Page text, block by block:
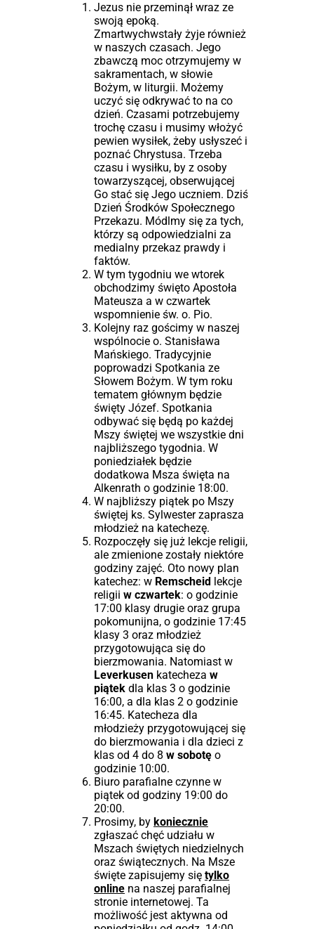
Jezus nie przeminął wraz ze
swoją epoką.
Zmartwychwstały żyje również
w naszych czasach. Jego
zbawczą moc otrzymujemy w
sakramentach, w słowie
Bożym, w liturgii. Możemy
uczyć się odkrywać to na co
dzień. Czasami potrzebujemy
trochę czasu i musimy włożyć
pewien wysiłek, żeby usłyszeć i
poznać Chrystusa. Trzeba
czasu i wysiłku, by z osoby
towarzyszącej, obserwującej
Go stać się Jego uczniem. Dziś
Dzień Środków Społecznego
Przekazu. Módlmy się za tych,
którzy są odpowiedzialni za
medialny przekaz prawdy i
faktów.
W tym tygodniu we wtorek
obchodzimy święto Apostoła
Mateusza a w czwartek
wspomnienie św. o. Pio.
Kolejny raz gościmy w naszej
wspólnocie o. Stanisława
Mańskiego. Tradycyjnie
poprowadzi Spotkania ze
Słowem Bożym. W tym roku
tematem głównym będzie
święty Józef. Spotkania
odbywać się będą po każdej
Mszy świętej we wszystkie dni
najbliższego tygodnia. W
poniedziałek będzie
dodatkowa Msza święta na
Alkenrath o godzinie 18:00.
W najbliższy piątek po Mszy
świętej ks. Sylwester zaprasza
młodzież na katechezę.
Rozpoczęły się już lekcje religii,
ale zmienione zostały niektóre
godziny zajęć. Oto nowy plan
katechez: w Remscheid lekcje
religii w czwartek: o godzinie
17:00 klasy drugie oraz grupa
pokomunijna, o godzinie 17:45
klasy 3 oraz młodzież
przygotowująca się do
bierzmowania. Natomiast w
Leverkusen katecheza w
piątek dla klas 3 o godzinie
16:00, a dla klas 2 o godzinie
16:45. Katecheza dla
młodzieży przygotowującej się
do bierzmowania i dla dzieci z
klas od 4 do 8 w sobotę o
godzinie 10:00.
Biuro parafialne czynne w
piątek od godziny 19:00 do
20:00.
Prosimy, by koniecznie
zgłaszać chęć udziału w
Mszach świętych niedzielnych
oraz świątecznych. Na Msze
święte zapisujemy się tylko
online na naszej parafialnej
stronie internetowej. Ta
możliwość jest aktywna od